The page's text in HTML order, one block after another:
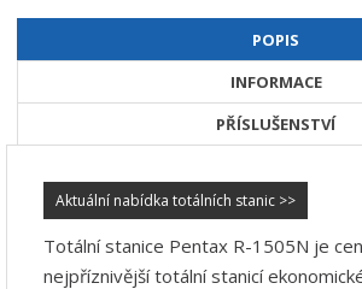
POPIS
INFORMACE
PŘÍSLUŠENSTVÍ
Aktuální nabídka totálních stanic >>
Totální stanice Pentax R-1505N je
nejpříznivější totální stanicí